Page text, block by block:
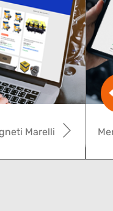
Marelli